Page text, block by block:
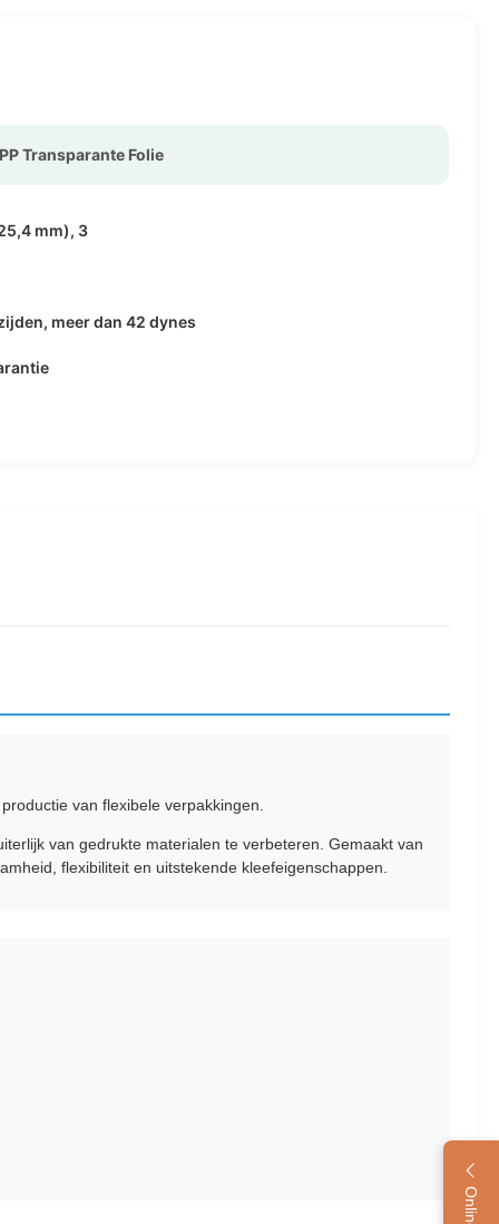
Transparante Folie
mm), 3
meer dan 42 dynes
van flexibele verpakkingen.
van gedrukte materialen te verbeteren. Gemaakt van
flexibiliteit en uitstekende kleefeigenschappen.